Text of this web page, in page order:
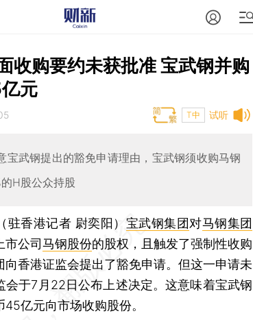
收购要约未获批准 宝武钢并购
元
试听
T中
宝武钢提出的豁免申请理由，宝武钢须收购马钢
H股公众持股
驻香港记者 尉奕阳） 宝武钢集团对马钢集团
市公司马钢股份的股权，且触发了强制性收购
向香港证监会提出了豁免申请。但这一申请未
会于7月22日公布上述决定。这意味着宝武钢
亿元向市场收购股份。